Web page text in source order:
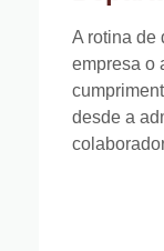
A rotina de
empresa o
desde a